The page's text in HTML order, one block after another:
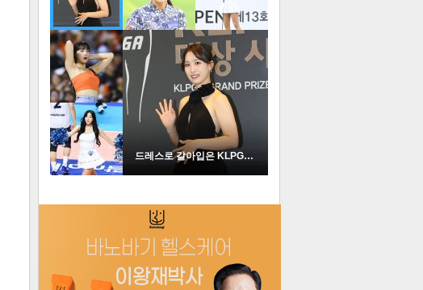
많이 본 뉴스
연예
스포츠 포토
2
더보기
드레스로 갈아입은 KLPGA …